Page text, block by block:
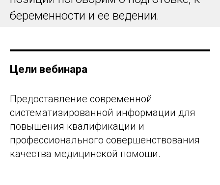
беременности и ее ведении.
Цели вебинара
Предоставление современной
систематизированной информации для
повышения квалификации и
профессионального совершенствования
качества медицинской помощи.